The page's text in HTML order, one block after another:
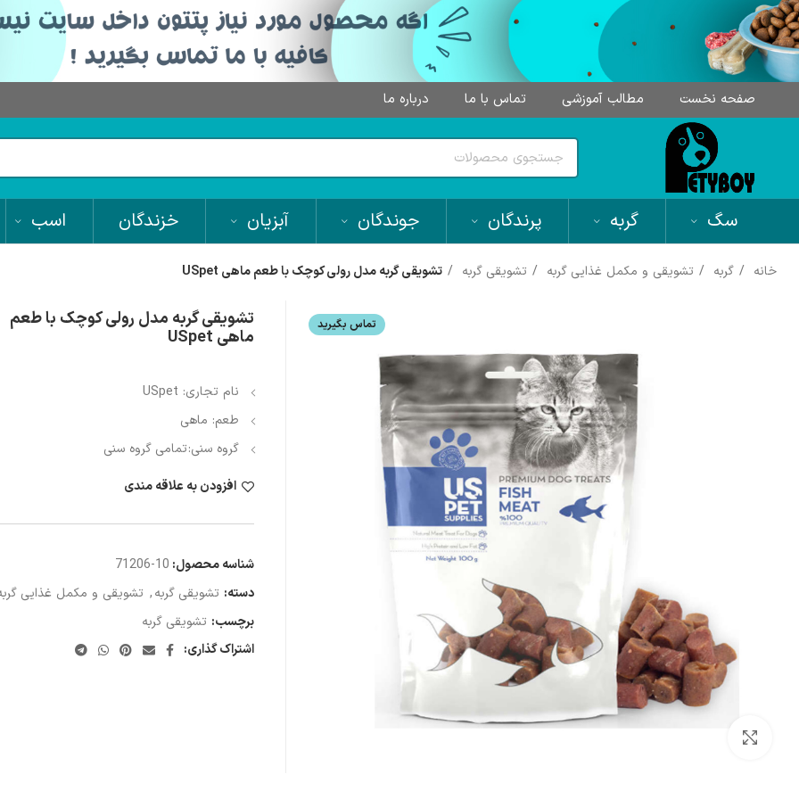
صفحه نخست مطالب آموزشی تماس با ما درباره ما
سگ گربه پرندگان جوندگان آبزیان خزندگان اسب
خانه گربه تشویقی و مکمل غذایی گربه تشویقی گربه تشویقی گربه مدل رولی کوچک با طعم ماهی USpet
تماس بگیرید تشویقی گربه مدل رولی کوچک با طعم
ماهی USpet
نام تجاری: USpet
طعم: ماهی
گروه سنی:تمامی گروه سنی
افزودن به علاقه مندی
شناسه محصول: 10-71206
دسته: تشویقی گربه, تشویقی و مکمل غذایی
برچسب: تشویقی گربه
اشتراک گذاری: